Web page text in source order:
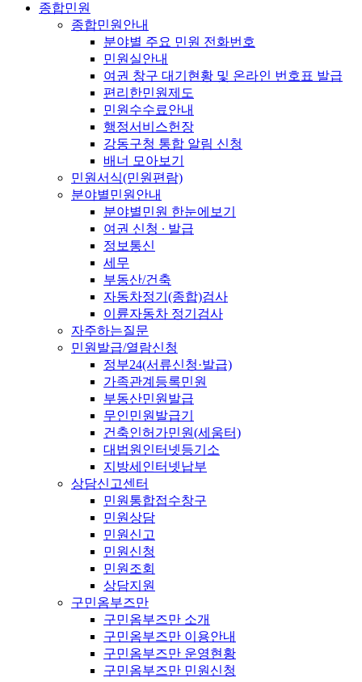
종합민원
종합민원안내
분야별 주요 민원 전화번호
민원실안내
여권 창구 대기현황 및 온라인 번호표 발급
편리한민원제도
민원수수료안내
행정서비스헌장
강동구청 통합 알림 신청
배너 모아보기
민원서식(민원편람)
분야별민원안내
분야별민원 한눈에보기
여권 신청 ∙ 발급
정보통신
세무
부동산/건축
자동차정기(종합)검사
이륜자동차 정기검사
자주하는질문
민원발급/열람신청
정부24(서류신청·발급)
가족관계등록민원
부동산민원발급
무인민원발급기
건축인허가민원(세움터)
대법원인터넷등기소
지방세인터넷납부
상담신고센터
민원통합접수창구
민원상담
민원신고
민원신청
민원조회
상담지원
구민옴부즈만
구민옴부즈만 소개
구민옴부즈만 이용안내
구민옴부즈만 운영현황
구민옴부즈만 민원신청